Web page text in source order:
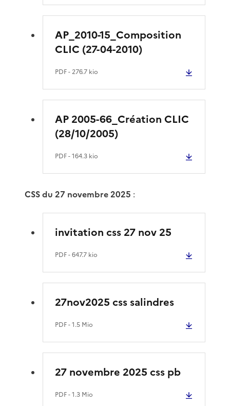
AP_2010-15_Composition
CLIC (27-04-2010)
PDF- 276.7 kio
AP 2005-66_Création CLIC
(28/10/2005)
PDF- 164.3 kio
CSS du 27 novembre 2025 :
invitation css 27 nov 25
PDF- 647.7 kio
27nov2025 css salindres
PDF- 1.5 Mio
27 novembre 2025 css pb
PDF- 1.3 Mio